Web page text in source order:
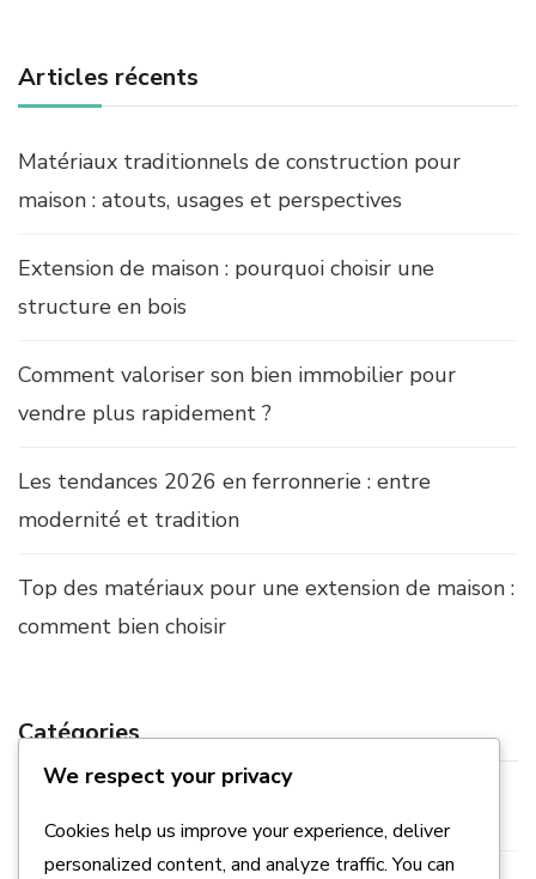
Articles récents
Matériaux traditionnels de construction pour
maison : atouts, usages et perspectives
Extension de maison : pourquoi choisir une
structure en bois
Comment valoriser son bien immobilier pour
vendre plus rapidement ?
Les tendances 2026 en ferronnerie : entre
modernité et tradition
Top des matériaux pour une extension de maison :
comment bien choisir
Catégories
Construction
We respect your privacy
Cookies help us improve your experience, deliver
personalized content, and analyze traffic. You can